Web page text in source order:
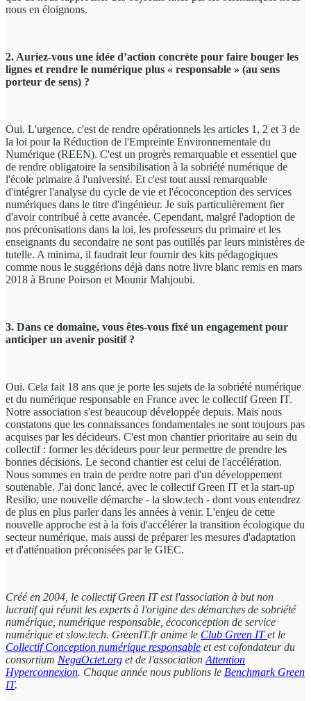
nous en éloignons.
2. Auriez-vous une idée d’action concrète pour faire bouger les
lignes et rendre le numérique plus « responsable » (au sens
porteur de sens) ?
Oui. L'urgence, c'est de rendre opérationnels les articles 1, 2 et 3 de
la loi pour la Réduction de l'Empreinte Environnementale du
Numérique (REEN). C'est un progrès remarquable et essentiel que
de rendre obligatoire la sensibilisation à la sobriété numérique de
l'école primaire à l'université. Et c'est tout aussi remarquable
d'intégrer l'analyse du cycle de vie et l'écoconception des services
numériques dans le titre d'ingénieur. Je suis particulièrement fier
d'avoir contribué à cette avancée. Cependant, malgré l'adoption de
nos préconisations dans la loi, les professeurs du primaire et les
enseignants du secondaire ne sont pas outillés par leurs ministères de
tutelle. A minima, il faudrait leur fournir des kits pédagogiques
comme nous le suggérions déjà dans notre livre blanc remis en mars
2018 à Brune Poirson et Mounir Mahjoubi.
3. Dans ce domaine, vous êtes-vous fixé un engagement pour
anticiper un avenir positif ?
Oui. Cela fait 18 ans que je porte les sujets de la sobriété numérique
et du numérique responsable en France avec le collectif Green IT.
Notre association s'est beaucoup développée depuis. Mais nous
constatons que les connaissances fondamentales ne sont toujours pas
acquises par les décideurs. C'est mon chantier prioritaire au sein du
collectif : former les décideurs pour leur permettre de prendre les
bonnes décisions. Le second chantier est celui de l'accélération.
Nous sommes en train de perdre notre pari d'un développement
soutenable. J'ai donc lancé, avec le collectif Green IT et la start-up
Resilio, une nouvelle démarche - la slow.tech - dont vous entendrez
de plus en plus parler dans les années à venir. L'enjeu de cette
nouvelle approche est à la fois d'accélérer la transition écologique du
secteur numérique, mais aussi de préparer les mesures d'adaptation
et d'atténuation préconisées par le GIEC.
Créé en 2004, le collectif Green IT est l'association à but non
lucratif qui réunit les experts à l'origine des démarches de sobriété
numérique, numérique responsable, écoconception de service
numérique et slow.tech. GreenIT.fr anime le Club Green ITet le
Collectif Conception numérique responsable et est cofondateur du
consortium NegaOctet.org et de l'association Attention
Hyperconnexion. Chaque année nous publions le Benchmark Green
IT.